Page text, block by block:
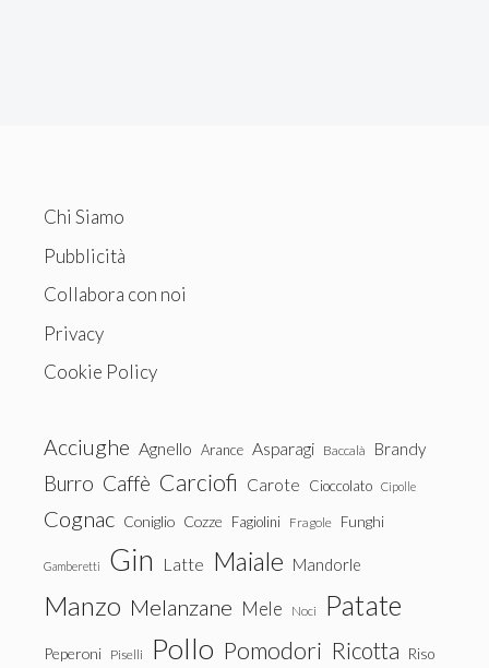
Chi Siamo
Pubblicità
Collabora con noi
Privacy
Cookie Policy
Acciughe Agnello Arance Asparagi Baccalà Brandy
Burro Caffè Carciofi Carote Cioccolato Cipolle
Cognac Coniglio Cozze Fagiolini Fragole Funghi
Gamberetti Gin Latte Maiale Mandorle
Manzo Melanzane Mele Noci Patate
Peperoni Piselli Pollo Pomodori Ricotta Riso